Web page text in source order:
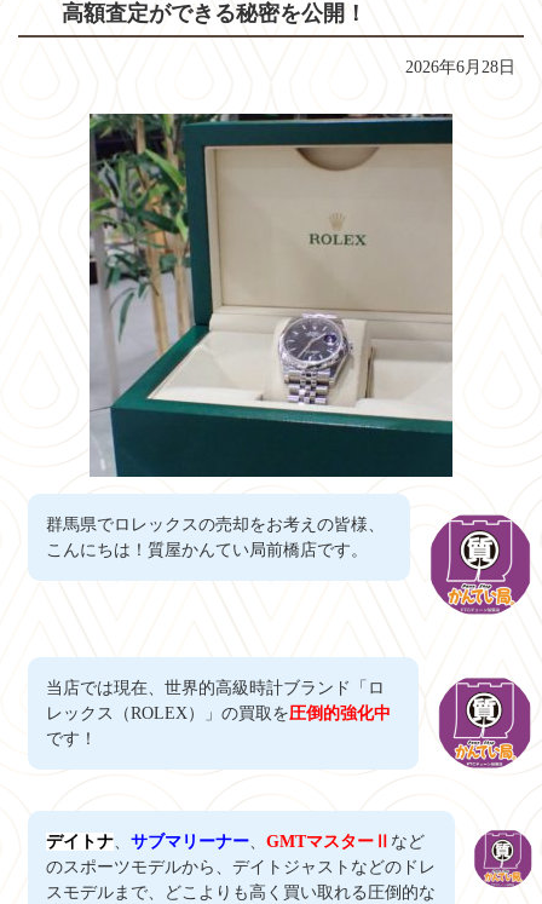
高額査定ができる秘密を公開！
2026年6月28日
群馬県でロレックスの売却をお考えの皆様、
こんにちは！質屋かんてい局前橋店です。
当店では現在、世界的高級時計ブランド「ロ
レックス（ROLEX）」の買取を圧倒的強化中
です！
デイトナ、 サブマリーナー、 GMTマスターⅡ など
のスポーツモデルから、デイトジャストなどのドレ
スモデルまで、どこよりも高く買い取れる圧倒的な